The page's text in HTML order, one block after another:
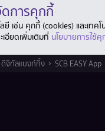
ดการคุกกี้
ยี เช่น คุกกี้ (cookies) และเ
อียดเพิ่มเติมที่ นโยบายการใช้
ดิจิทัลแบงก์กิ้ง SCB EASY App